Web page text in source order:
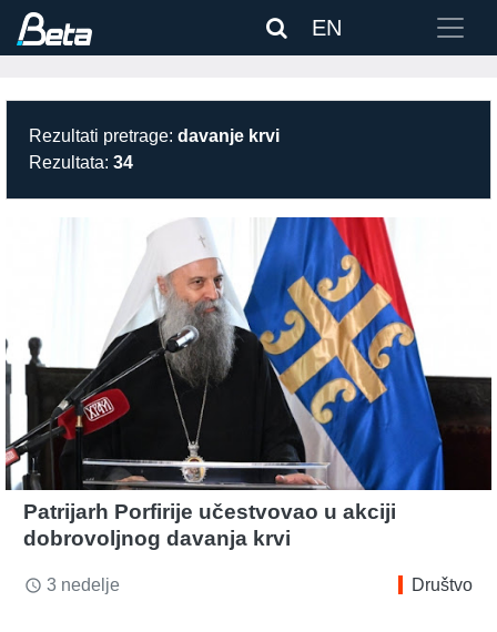
EN
Rezultati pretrage: davanje krvi
Rezultata: 34
Patrijarh Porfirije učestvovao u akciji
dobrovoljnog davanja krvi
access_time 3 nedelje Društvo